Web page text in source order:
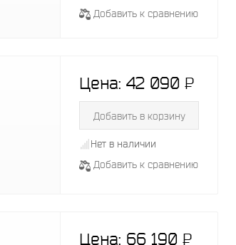
Добавить к сравнению
Цена: 42 090 P
-
Добавить в корзину
Нет в наличии
Добавить к сравнению
Цена: 66 190 P